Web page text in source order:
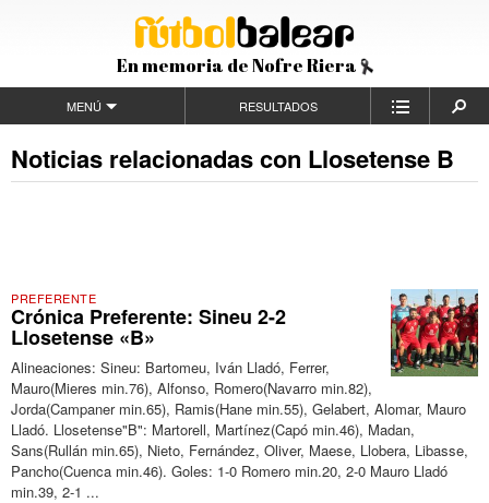
En memoria de Nofre Riera
MENÚ RESULTADOS
Noticias relacionadas con Llosetense B
PREFERENTE
Crónica Preferente: Sineu 2-2
Llosetense «B»
Alineaciones: Sineu: Bartomeu, Iván Lladó, Ferrer,
Mauro(Mieres min.76), Alfonso, Romero(Navarro min.82),
Jorda(Campaner min.65), Ramis(Hane min.55), Gelabert, Alomar, Mauro
Lladó. Llosetense"B": Martorell, Martínez(Capó min.46), Madan,
Sans(Rullán min.65), Nieto, Fernández, Oliver, Maese, Llobera, Libasse,
Pancho(Cuenca min.46). Goles: 1-0 Romero min.20, 2-0 Mauro Lladó
min.39, 2-1 ...